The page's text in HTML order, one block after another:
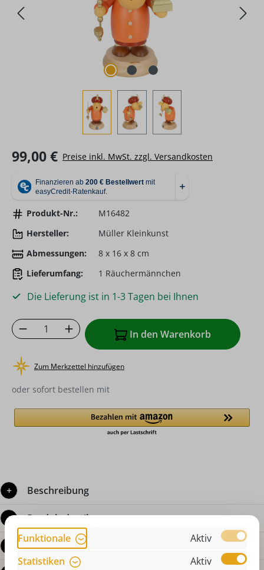
Regulärer Preis:
99,00 € Preise inkl. MwSt. zzgl. Versandkosten
Produkt-Nr.:
M16482
Hersteller:
Müller Kleinkunst
Abmessungen:
8 x 16 x 8 cm
Lieferumfang:
1 Räuchermännchen
Die Lieferung ist in 1-3 Tagen bei Ihnen
Produkt Anzahl: Gib den gewünschten
In den Warenkorb
Zum Merkzettel hinzufügen
oder sofort bestellen mit
Beschreibung
Produktdetails
Bewertungen
Funktionale
Aktiv
Statistiken
Aktiv